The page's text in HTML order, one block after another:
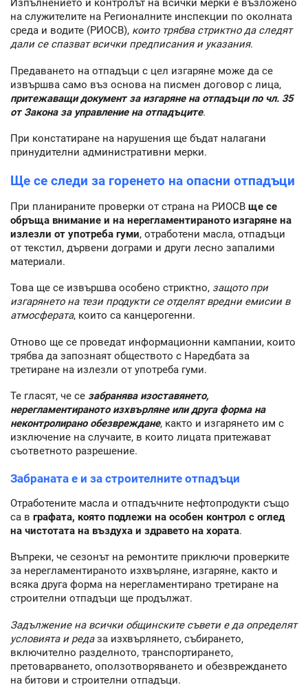
Изпълнението и контролът на всички мерки е възложено
на служителите на Регионалните инспекции по околната
среда и водите (РИОСВ), които трябва стриктно да следят
дали се спазват всички предписания и указания.
Предаването на отпадъци с цел изгаряне може да се
извършва само въз основа на писмен договор с лица,
притежаващи документ за изгаряне на отпадъци по чл. 35
от Закона за управление на отпадъците.
При констатиране на нарушения ще бъдат налагани
принудителни административни мерки.
Ще се следи за горенето на опасни отпадъци
При планираните проверки от страна на РИОСВ ще се
обръща внимание и на нерегламентираното изгаряне на
излезли от употреба гуми, отработени масла, отпадъци
от текстил, дървени дограми и други лесно запалими
материали.
Това ще се извършва особено стриктно, защото при
изгарянето на тези продукти се отделят вредни емисии в
атмосферата, които са канцерогенни.
Отново ще се проведат информационни кампании, които
трябва да запознаят обществото с Наредбата за
третиране на излезли от употреба гуми.
Те гласят, че се забранява изоставянето,
нерегламентираното изхвърляне или друга форма на
неконтролирано обезвреждане, както и изгарянето им с
изключение на случаите, в които лицата притежават
съответното разрешение.
Забраната е и за строителните отпадъци
Отработените масла и отпадъчните нефтопродукти също
са в графата, която подлежи на особен контрол с оглед
на чистотата на въздуха и здравето на хората.
Въпреки, че сезонът на ремонтите приключи проверките
за нерегламентираното изхвърляне, изгаряне, както и
всяка друга форма на нерегламентирано третиране на
строителни отпадъци ще продължат.
Задължение на всички общинските съвети е да определят
условията и редаза изхвърлянето, събирането,
включително разделното, транспортирането,
претоварването, оползотворяването и обезвреждането
на битови и строителни отпадъци.